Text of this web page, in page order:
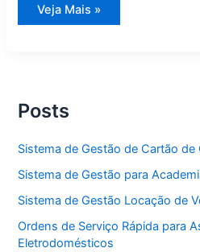
Internet
Caiu?
Offline
Veja Mais »
Posts
Sistema de Gestão de Cartão de
Sistema de Gestão para
Sistema de Gestão Locação de
Ordens de Serviço Rápida para
Eletrodomésticos